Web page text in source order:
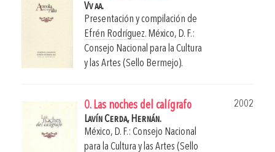
Vv aa.
Presentación y compilación de
Efrén Rodríguez. México, D. F.:
Consejo Nacional para la Cultura
y las Artes (Sello Bermejo).
0. Las noches del calígrafo
2002
Lavín Cerda, Hernán.
México, D. F.: Consejo Nacional
para la Cultura y las Artes (Sello